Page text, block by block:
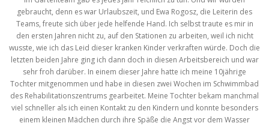
gebraucht, denn es war Urlaubszeit, und Ewa Rogosz, die Leiterin des
Teams, freute sich über jede helfende Hand. Ich selbst traute es mir in
den ersten Jahren nicht zu, auf den Stationen zu arbeiten, weil ich nicht
wusste, wie ich das Leid dieser kranken Kinder verkraften würde. Doch die
letzten beiden Jahre ging ich dann doch in diesen Arbeitsbereich und war
sehr froh darüber. In einem dieser Jahre hatte ich meine 10jährige
Tochter mitgenommen und habe in diesen zwei Wochen im Schwimmbad
des Rehabilitationszentrums gearbeitet. Meine Tochter bekam manchmal
viel schneller als ich einen Kontakt zu den Kindern und konnte besonders
einem kleinen Mädchen durch ihre Späße die Angst vor dem Wasser